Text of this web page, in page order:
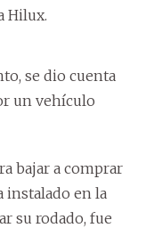
Hilux.
se dio cuenta
un vehículo
bajar a comprar
instalado en la
su rodado, fue